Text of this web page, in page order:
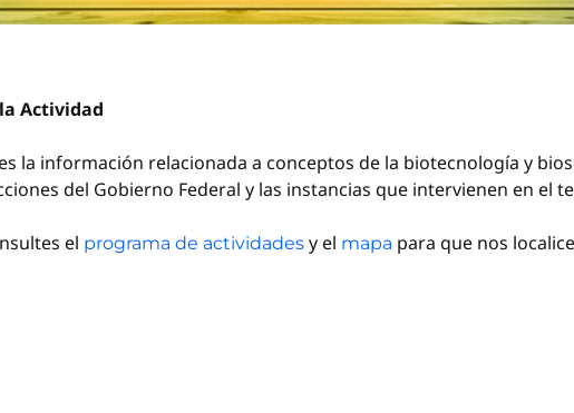
Actividad
la información relacionada a conceptos de la biotecnología y
del Gobierno Federal y las instancias que intervienen en el
el programa de actividades y el mapa para que nos